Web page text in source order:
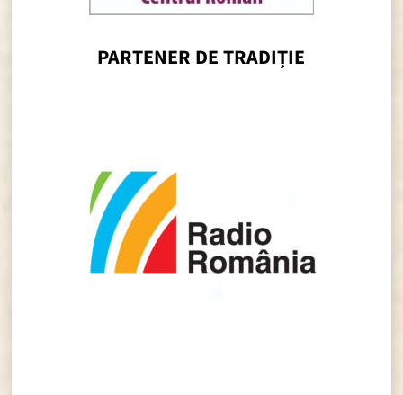
PARTENER DE TRADIȚIE